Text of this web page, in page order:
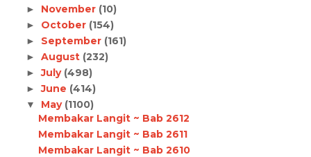
► November (10)
► October (154)
► September (161)
► August (232)
►July (498)
►June (414)
▼ May (1100)
Membakar Langit ~ Bab 2612
Membakar Langit ~ Bab 2611
Membakar Langit ~ Bab 2610